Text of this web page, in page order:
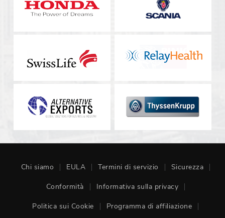
Chi siamo EULA Termini di servizio Sicurezza
Conformità Informativa sulla privacy
Politica sui Cookie Programma di affiliazione